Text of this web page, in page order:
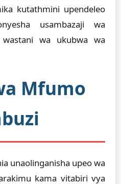
kutathmini upendeleo
usambazaji wa
wa ukubwa wa
Mfumo
unaolinganisha upeo wa
kama vitabiri vya